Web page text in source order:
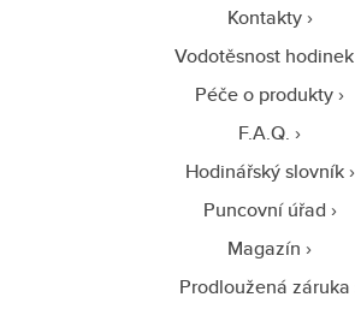
Kontakty
Vodotěsnost hodinek
Péče o produkty
F.A.Q.
Hodinářský slovník
Puncovní úřad
Magazín
Prodloužená záruka